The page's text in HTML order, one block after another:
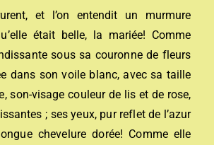
et l’on entendit un murmure
était belle, la mariée! Comme
sous sa couronne de fleurs
dans son voile blanc, avec sa taille
son-visage couleur de lis et de rose,
; ses yeux, pur reflet de l’azur
chevelure dorée! Comme elle